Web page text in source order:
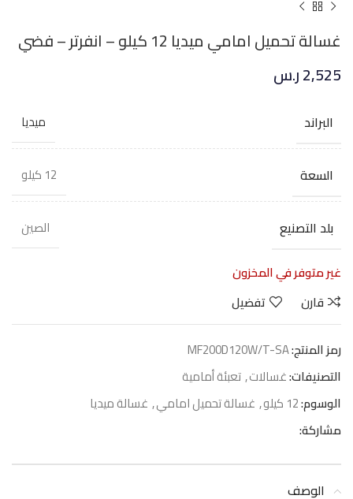
غسالة تحميل امامي ميديا 12 كيلو – انفرتر – فضي
2,525ر.س
البراند ميديا
السعة 12 كيلو
بلد التصنيع
الصين
غير متوفر في المخزون
قارن
تفضيل
رمز المنتج:MF200D120W/T-SA
التصنيفات:غسالات,تعبئة أمامية
الوسوم:12 كيلو , غسالة تحميل امامي, غسالة ميديا
مشاركة:
الوصف